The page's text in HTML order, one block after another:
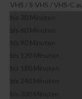
Tonband auf
DAT Cassette
Serienkopien
Flashcards
Kontakt
VHS / S-VHS / VHS-C
bis 30 Minuten
bis 60 Minuten
bis 90 Minuten
bis 120 Minuten
bis 180 Minuten
bis 240 Minuten
bis 300 Minuten